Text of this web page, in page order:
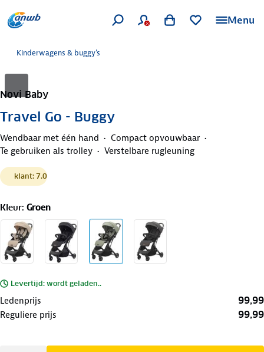
Menu
Kinderwagens & buggy's
Novi Baby
Travel Go - Buggy
Wendbaar met één hand
Compact opvouwbaar
Te gebruiken als trolley
Verstelbare rugleuning
klant: 7.0
Kleur: Groen
Levertijd: wordt geladen..
Ledenprijs 99,99
Reguliere prijs 99,99